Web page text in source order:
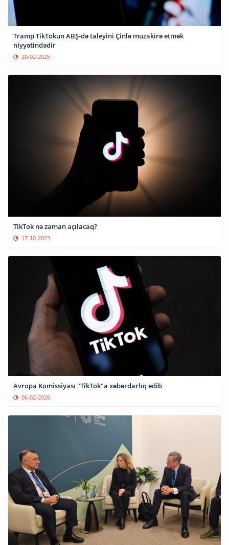
Tramp TikTokun ABŞ-də taleyini Çinlə müzakirə etmək
niyyətindədir
20-02-2025
TikTok nə zaman açılacaq?
17-10-2023
Avropa Komissiyası "TikTok"a xəbərdarlıq edib
06-02-2026